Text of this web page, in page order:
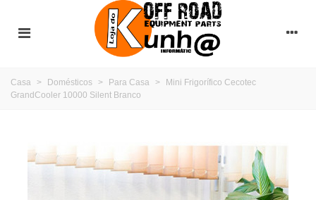
Casa > Domésticos > Para Casa >
Mini Frigorífico Cecotec
GrandCooler 10000 Silent Branco